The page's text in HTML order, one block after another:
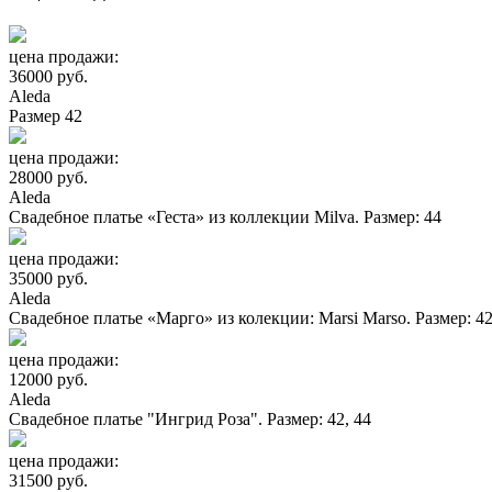
цена продажи:
36000 руб.
Aleda
Размер 42
цена продажи:
28000 руб.
Aleda
Свадебное платье «Геста» из коллекции Milva. Размер: 44
цена продажи:
35000 руб.
Aleda
Свадебное платье «Марго» из колекции: Marsi Marso. Размер:
цена продажи:
12000 руб.
Aleda
Свадебное платье "Ингрид Роза". Размер: 42, 44
цена продажи:
31500 руб.